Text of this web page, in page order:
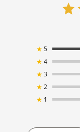
★ 5
★ 4
★ 3
★ 2
★ 1